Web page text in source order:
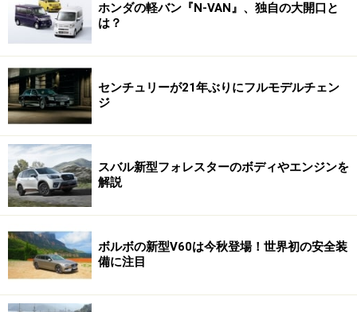
ホンダの軽バン『N-VAN』、独自の大開口と
は？
センチュリーが21年ぶりにフルモデルチェン
ジ
スバル新型フォレスターのボディやエンジンを
解説
ボルボの新型V60は今秋登場！世界初の安全装
備に注目